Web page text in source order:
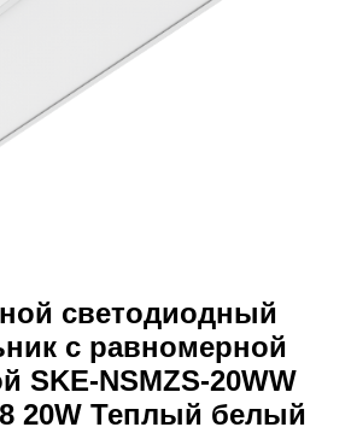
светодиодный
с равномерной
SKE-NSMZS-20WW
20W Теплый белый